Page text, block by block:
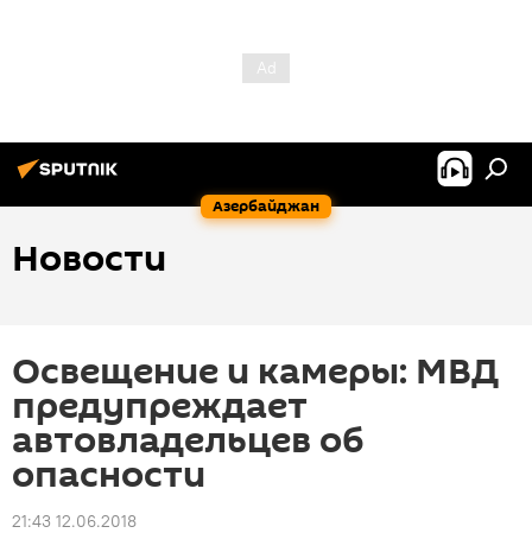
Азербайджан
Новости
Освещение и камеры: МВД
предупреждает
автовладельцев об
опасности
21:43 12.06.2018